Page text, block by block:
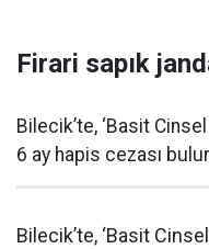
Firari sapık
Bilecik’te, ‘Basit Cinsel
6 ay hapis cezası
Bilecik’te, ‘Basit